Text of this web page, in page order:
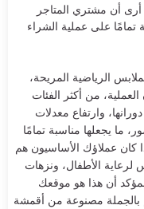
أرى أن مشتري المتاجر
تمامًا على عملية الشراء
الرياضية المريحة،
من أكثر الفئات
وارتفاع معدلات
ما يجعلها مناسبة تمامًا
كان عملاؤك الأساسيون هم
لرعاية الأطفال، ونزهات
أن هذا هو موقعك
مصنوعة من أقمشة